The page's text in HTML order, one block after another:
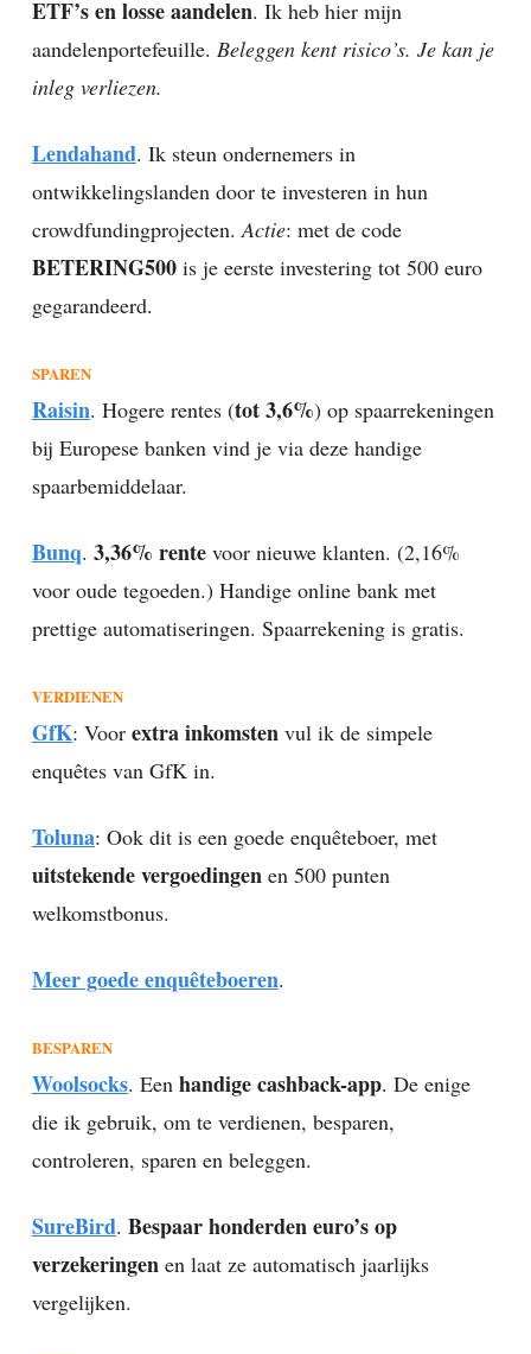
ETF’s en losse aandelen. Ik heb hier mijn
aandelenportefeuille. Beleggen kent risico’s. Je kan je
inleg verliezen.
Lendahand. Ik steun ondernemers in
ontwikkelingslanden door te investeren in hun
crowdfundingprojecten.Actie: met de code
BETERING500 is je eerste investering tot 500 euro
gegarandeerd.
SPAREN
Raisin. Hogere rentes (tot 3,6%) op spaarrekeningen
bij Europese banken vind je via deze handige
spaarbemiddelaar.
Bunq. 3,36% rente voor nieuwe klanten. (2,16%
voor oude tegoeden.) Handige online bank met
prettige automatiseringen. Spaarrekening is gratis.
VERDIENEN
GfK: Voor extra inkomsten vul ik de simpele
enquêtes van GfK in.
Toluna: Ook dit is een goede enquêteboer, met
uitstekende vergoedingen en 500 punten
welkomstbonus.
Meer goede enquêteboeren.
BESPAREN
Woolsocks. Een handige cashback-app. De enige
die ik gebruik, om te verdienen, besparen,
controleren, sparen en beleggen.
SureBird. Bespaar honderden euro’s op
verzekeringen en laat ze automatisch jaarlijks
vergelijken.